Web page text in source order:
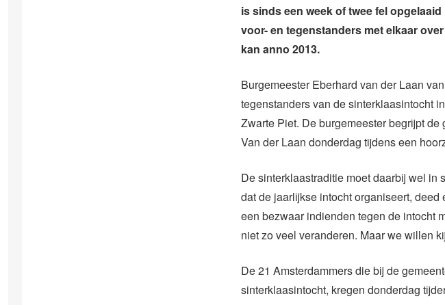
is sinds een week of twee fel
voor- en tegenstanders met elkaar
kan anno 2013.
Burgemeester Eberhard van der Laan
tegenstanders van de sinterklaasintocht
Zwarte Piet. De burgemeester begrijpt
Van der Laan donderdag tijdens een
De sinterklaastraditie moet daarbij wel in
dat de jaarlijkse intocht organiseert,
een bezwaar indienden tegen de intocht
niet zo veel veranderen. Maar we willen
De 21 Amsterdammers die bij de
sinterklaasintocht, kregen donderdag